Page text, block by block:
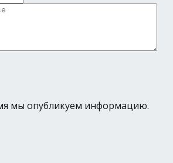
мы опубликуем информацию.